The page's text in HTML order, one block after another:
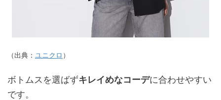
（出典： ユニクロ ）
ボトムスを選ばずキレイめなコーデに合わせやすい
です。